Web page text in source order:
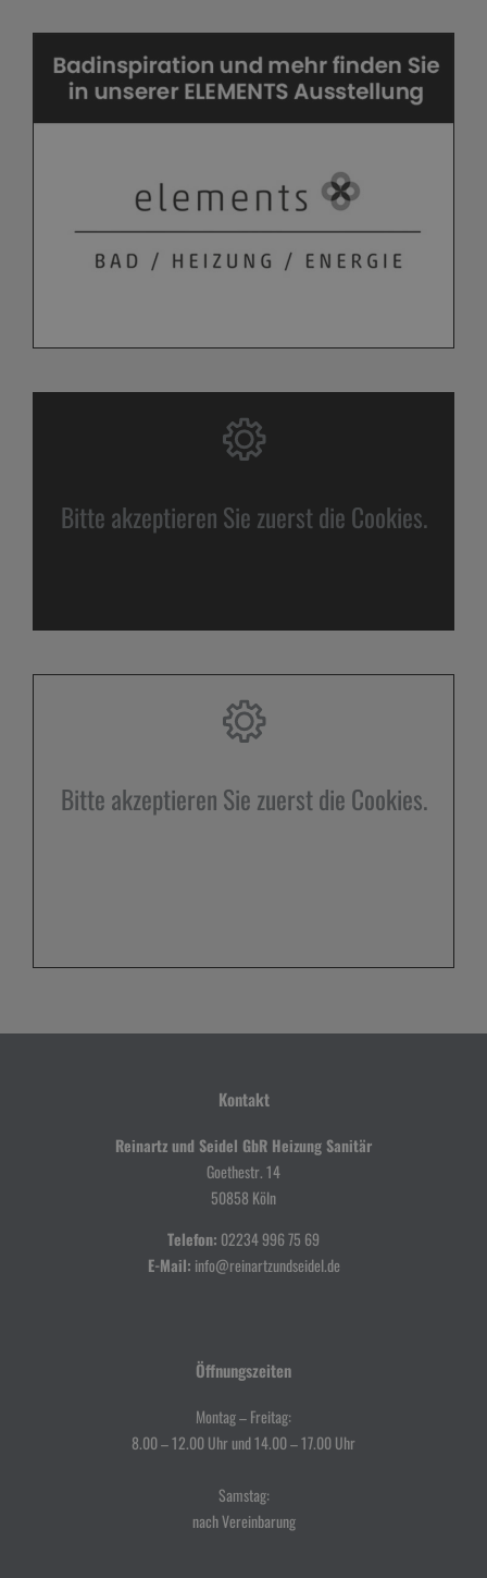
Bitte akzeptieren Sie zuerst die Cookies.
Bitte akzeptieren Sie zuerst die Cookies.
Kontakt
Reinartz und Seidel GbR Heizung Sanitär
Goethestr. 14
50858 Köln
Telefon: 02234 996 75 69
E-Mail: info@reinartzundseidel.de
Öffnungszeiten
Montag – Freitag:
8.00 – 12.00 Uhr und 14.00 – 17.00 Uhr
Samstag:
nach Vereinbarung